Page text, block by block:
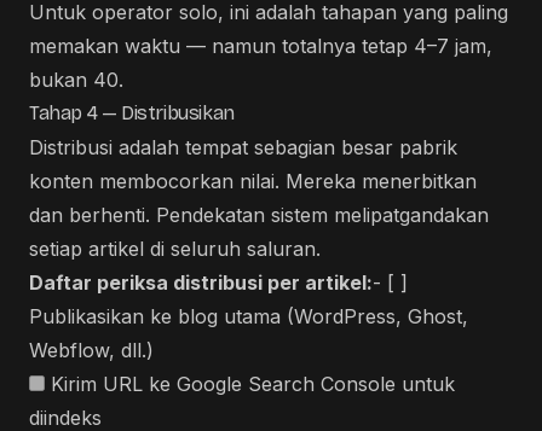
Untuk operator solo, ini adalah tahapan yang paling
memakan waktu — namun totalnya tetap 4–7 jam,
bukan 40.
Tahap 4 — Distribusikan
Distribusi adalah tempat sebagian besar pabrik
konten membocorkan nilai. Mereka menerbitkan
dan berhenti. Pendekatan sistem melipatgandakan
setiap artikel di seluruh saluran.
Daftar periksa distribusi per artikel:- [ ]
Publikasikan ke blog utama (WordPress, Ghost,
Webflow, dll.)
Kirim URL ke Google Search Console untuk
diindeks